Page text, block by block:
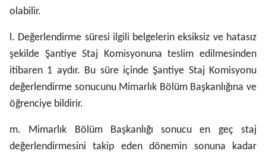
olabilir.
l. Değerlendirme süresi ilgili belgelerin eksiksiz ve hatasız
şekilde Şantiye Staj Komisyonuna teslim edilmesinden
itibaren 1 aydır. Bu süre içinde Şantiye Staj Komisyonu
değerlendirme sonucunu Mimarlık Bölüm Başkanlığına ve
öğrenciye bildirir.
m. Mimarlık Bölüm Başkanlığı sonucu en geç staj
değerlendirmesini takip eden dönemin sonuna kadar